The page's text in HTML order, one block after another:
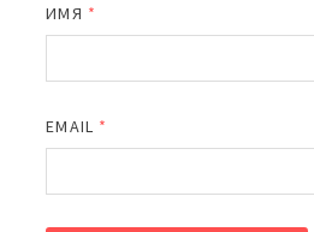
ИМЯ *
EMAIL *